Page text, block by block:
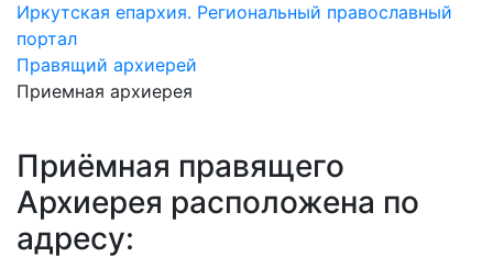
Иркутская епархия. Региональный православный
портал
Правящий архиерей
Приемная архиерея
Приёмная правящего
Архиерея расположена по
адресу: